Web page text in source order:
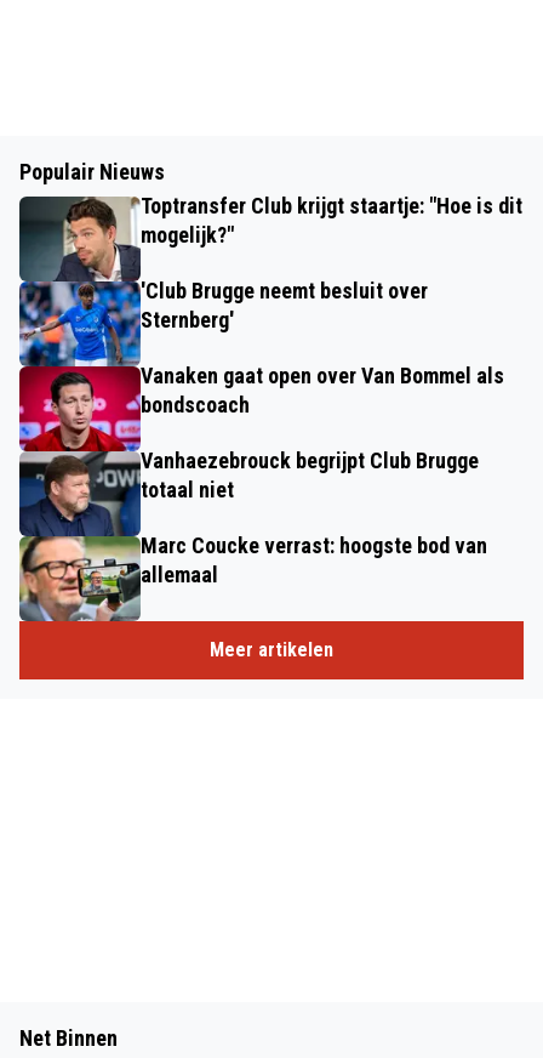
Populair Nieuws
Toptransfer Club krijgt staartje: "Hoe is dit
mogelijk?"
'Club Brugge neemt besluit over
Sternberg'
Vanaken gaat open over Van Bommel als
bondscoach
Vanhaezebrouck begrijpt Club Brugge
totaal niet
Marc Coucke verrast: hoogste bod van
allemaal
Meer artikelen
Net Binnen